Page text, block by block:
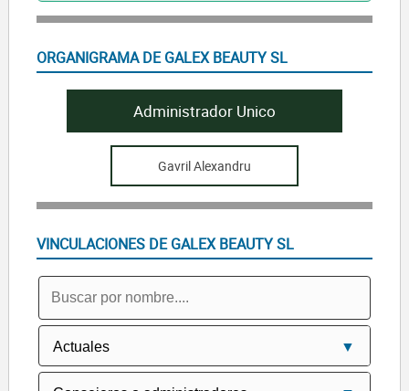
ORGANIGRAMA DE GALEX BEAUTY SL
Administrador Unico
Gavril Alexandru
VINCULACIONES DE GALEX BEAUTY SL